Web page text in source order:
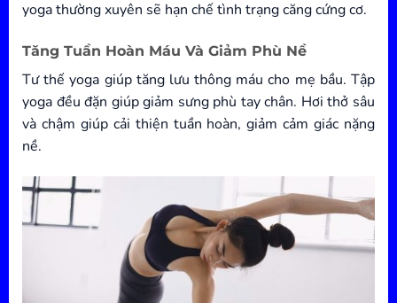
yoga thường xuyên sẽ hạn chế tình trạng căng cứng cơ.
Tăng Tuần Hoàn Máu Và Giảm Phù Nề
Tư thế yoga giúp tăng lưu thông máu cho mẹ bầu. Tập
yoga đều đặn giúp giảm sưng phù tay chân. Hơi thở sâu
và chậm giúp cải thiện tuần hoàn, giảm cảm giác nặng
nề.